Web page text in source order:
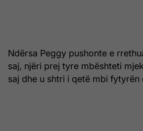
Ndërsa Peggy pushonte e
saj, njëri prej tyre mbështeti
saj dhe u shtri i qetë mbi fytyrën